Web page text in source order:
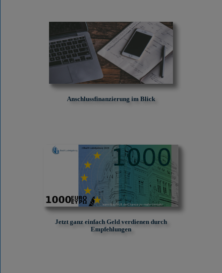
Anschlussfinanzierung im Blick
Jetzt ganz einfach Geld verdienen durch
Empfehlungen